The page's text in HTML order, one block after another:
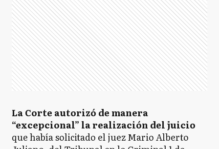
La Corte autorizó de manera
“excepcional” la realización del juicio
que había solicitado el juez Mario Alberto